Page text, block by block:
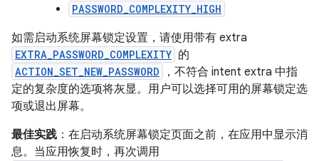
PASSWORD_COMPLEXITY_HIGH
如需启动系统屏幕锁定设置，请使用带有 extra
EXTRA_PASSWORD_COMPLEXITY 的
ACTION_SET_NEW_PASSWORD
，不符合 intent extra 中指
定的复杂度的选项将灰显。用户可以选择可用的屏幕锁定选
项或退出屏幕。
最佳实践 ：在启动系统屏幕锁定页面之前，在应用中显示消
息。当应用恢复时，再次调用